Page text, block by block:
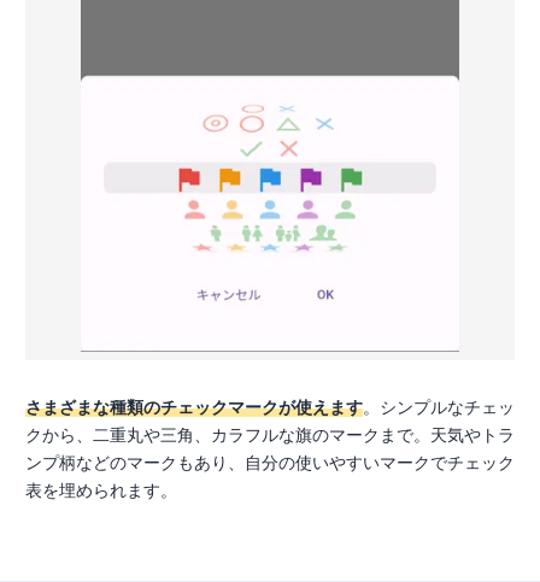
さまざまな種類のチェックマークが使えます。シンプルなチェッ
クから、二重丸や三角、カラフルな旗のマークまで。天気やトラ
ンプ柄などのマークもあり、自分の使いやすいマークでチェック
表を埋められます。